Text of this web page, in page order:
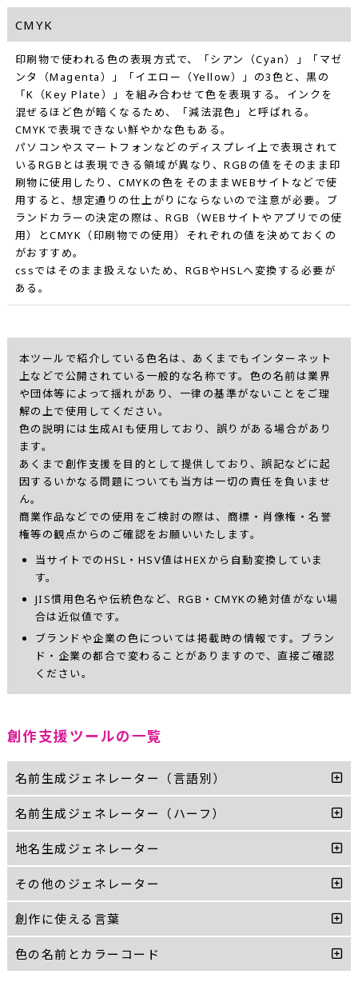
CMYK
印刷物で使われる色の表現方式で、「シアン（Cyan）」「マゼ
ンタ（Magenta）」「イエロー（Yellow）」の3色と、黒の
「K（Key Plate）」を組み合わせて色を表現する。インクを
混ぜるほど色が暗くなるため、「減法混色」と呼ばれる。
CMYKで表現できない鮮やかな色もある。
パソコンやスマートフォンなどのディスプレイ上で表現されて
いるRGBとは表現できる領域が異なり、RGBの値をそのまま印
刷物に使用したり、CMYKの色をそのままWEBサイトなどで使
用すると、想定通りの仕上がりにならないので注意が必要。ブ
ランドカラーの決定の際は、RGB（WEBサイトやアプリでの使
用）とCMYK（印刷物での使用）それぞれの値を決めておくの
がおすすめ。
cssではそのまま扱えないため、RGBやHSLへ変換する必要が
ある。
本ツールで紹介している色名は、あくまでもインターネット
上などで公開されている一般的な名称です。色の名前は業界
や団体等によって揺れがあり、一律の基準がないことをご理
解の上で使用してください。
色の説明には生成AIも使用しており、誤りがある場合があり
ます。
あくまで創作支援を目的として提供しており、誤記などに起
因するいかなる問題についても当方は一切の責任を負いませ
ん。
商業作品などでの使用をご検討の際は、商標・肖像権・名誉
権等の観点からのご確認をお願いいたします。
当サイトでのHSL・HSV値はHEXから自動変換していま
す。
JIS慣用色名や伝統色など、RGB・CMYKの絶対値がない場
合は近似値です。
ブランドや企業の色については掲載時の情報です。ブラン
ド・企業の都合で変わることがありますので、直接ご確認
ください。
創作支援ツールの一覧
名前生成ジェネレーター（言語別）
名前生成ジェネレーター（ハーフ）
地名生成ジェネレーター
その他のジェネレーター
創作に使える言葉
色の名前とカラーコード